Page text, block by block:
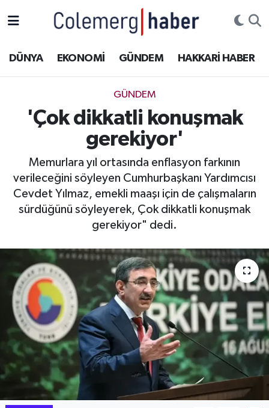
DÜNYA EKONOMİ GÜNDEM HAKKARİ HABER
GÜNDEM
'Çok dikkatli konuşmak
gerekiyor'
Memurlara yıl ortasında enflasyon farkının
verileceğini söyleyen Cumhurbaşkanı Yardımcısı
Cevdet Yılmaz, emekli maaşı için de çalışmaların
sürdüğünü söyleyerek, Çok dikkatli konuşmak
gerekiyor" dedi.
ASAYİŞ
DÜNYA
EĞİTİM
GÜNDEM
Hakkari Haber
İLGİNÇ HABERLER
KADIN
KÜLTÜR SANAT
Hakkâri Hava Durumu
Hakkari Namaz Vakitleri
Hakkâri Trafik Yoğunluk Haritası
Süper Lig Puan Durumu ve Fikstür
Tüm Manşetler
Son Dakika Haberleri
Haber Arşivi